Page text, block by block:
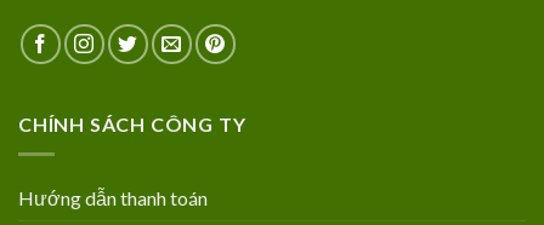
CHÍNH SÁCH CÔNG TY
Hướng dẫn thanh toán